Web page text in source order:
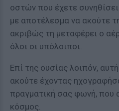
οστών που έχετε
με αποτέλεσμα να ακούτε
ακριβώς τη μεταφέρει ο
όλοι οι υπόλοιποι.
Επί της ουσίας λοιπόν,
ακούτε έχοντας
πραγματική σας φωνή, που
κόσμος.